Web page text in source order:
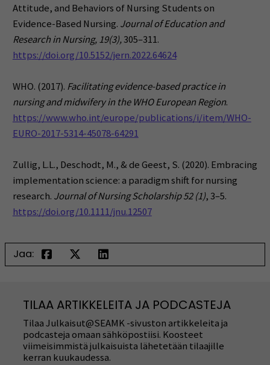
Attitude, and Behaviors of Nursing Students on
Evidence-Based Nursing. Journal of Education and
Research in Nursing, 19(3),305–311.
https://doi.org/10.5152/jern.2022.64624
WHO. (2017). Facilitating evidence-based practice in
nursing and midwifery in the WHO European Region.
https://www.who.int/europe/publications/i/item/WHO-
EURO-2017-5314-45078-64291
Zullig, L.L., Deschodt, M., & de Geest, S. (2020). Embracing
implementation science: a paradigm shift for nursing
research. Journal of Nursing Scholarship 52 (1), 3–5.
https://doi.org/10.1111/jnu.12507
Jaa:
TILAA ARTIKKELEITA JA PODCASTEJA
Tilaa Julkaisut@SEAMK -sivuston artikkeleita ja
podcasteja omaan sähköpostiisi. Koosteet
viimeisimmistä julkaisuista lähetetään tilaajille
kerran kuukaudessa.